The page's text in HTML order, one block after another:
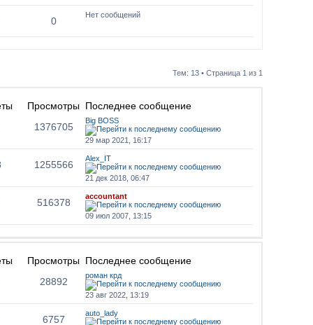
0
Нет сообщений
Тем: 13 • Страница 1 из 1
Просмотры Последнее сообщение
1376705
Big BOSS
29 мар 2021, 16:17
1255566
Alex_IT
21 дек 2018, 06:47
516378
accountant
09 июл 2007, 13:15
Просмотры Последнее сообщение
28892
роман крд
23 авг 2022, 13:19
6757
auto_lady